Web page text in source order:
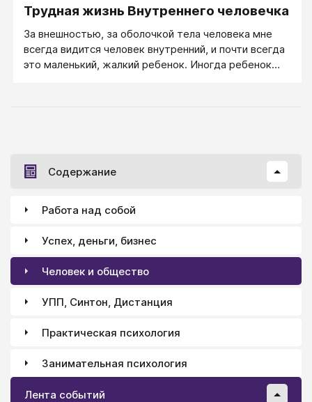
Трудная жизнь Внутреннего человечка
За внешностью, за оболочкой тела человека мне
всегда видится человек внутренний, и почти всегда
это маленький, жалкий ребенок. Иногда ребенок
Содержание
Работа над собой
Успех, деньги, бизнес
Человек и общество
УПП, Синтон, Дистанция
Практическая психология
Занимательная психология
Лента событий